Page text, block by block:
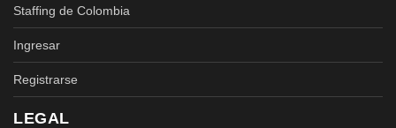
Staffing de Colombia
Ingresar
Registrarse
LEGAL